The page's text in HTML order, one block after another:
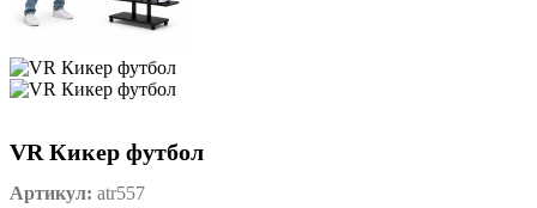
VR Кикер футбол
Артикул: atr557